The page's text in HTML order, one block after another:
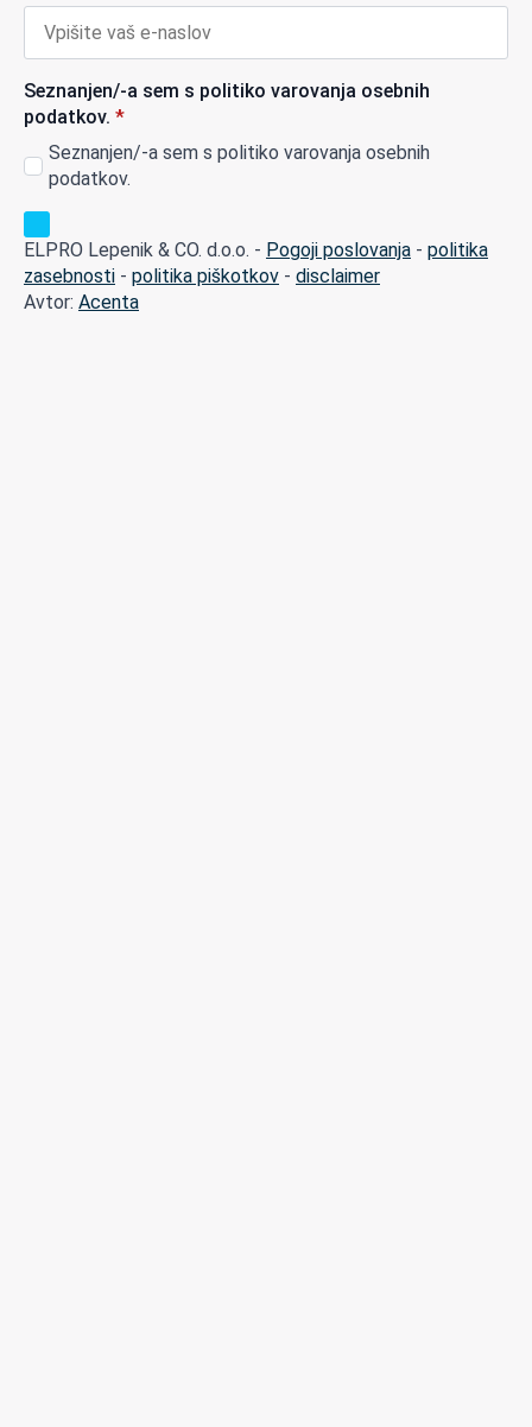
Seznanjen/-a sem s politiko varovanja osebnih
podatkov. *
Seznanjen/-a sem s politiko varovanja osebnih
podatkov.
ELPRO Lepenik & CO. d.o.o. - Pogoji poslovanja - politika
zasebnosti - politika piškotkov - disclaimer
Avtor: Acenta